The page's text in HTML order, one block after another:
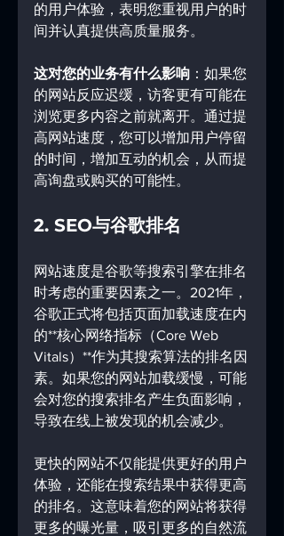
的用户体验，表明您重视用户的时
间并认真提供高质量服务。
这对您的业务有什么影响 ：如果您
的网站反应迟缓，访客更有可能在
浏览更多内容之前就离开。通过提
高网站速度，您可以增加用户停留
的时间，增加互动的机会，从而提
高询盘或购买的可能性。
2. SEO与谷歌排名
网站速度是谷歌等搜索引擎在排名
时考虑的重要因素之一。2021年，
谷歌正式将包括页面加载速度在内
的**核心网络指标（Core Web
Vitals）**作为其搜索算法的排名因
素。如果您的网站加载缓慢，可能
会对您的搜索排名产生负面影响，
导致在线上被发现的机会减少。
更快的网站不仅能提供更好的用户
体验，还能在搜索结果中获得更高
的排名。这意味着您的网站将获得
更多的曝光量，吸引更多的自然流